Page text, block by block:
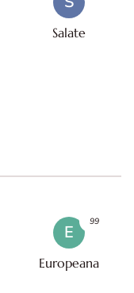
Salate
E
Europeana
99